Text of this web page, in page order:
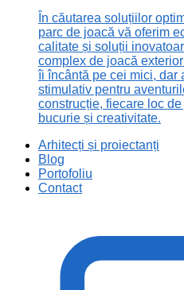
În căutarea soluțiilor
parc de joacă vă oferim
calitate și soluții
complex de joacă
îi încântă pe cei mici, dar
stimulativ pentru
construcție, fiecare loc
bucurie și creativitate.
Arhitecți și proiectanți
Blog
Portofoliu
Contact